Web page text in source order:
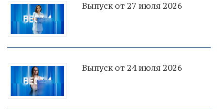
Выпуск от 27 июля 2026
Выпуск от 24 июля 2026